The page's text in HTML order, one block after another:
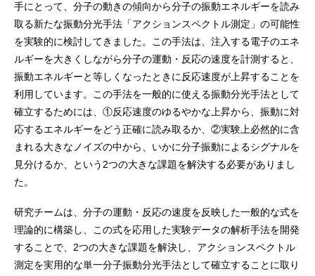
手にとって、分子の動きの傾向から分子の振動エネルギーを読み
取る新たな振動分光手法「アクションスペクトル測定」の可能性
を実験的に検討してきました。この手法は、注入する電子のエネ
ルギーを大きくしながら分子の運動・反応の速度を計測すると、
振動エネルギーと等しくなったときに反応速度が上昇することを
利用しています。この手法を一般的に使える振動分光手法として
確立するためには、①反応速度のゆるやかな上昇から、振動に対
応するエネルギーをどう正確に読み取るか、②実験上必然的に含
まれる大きなノイズの中から、いかに分子振動によるシグナルを
見分けるか、という2つの大きな課題を解決する必要がありまし
た。
研究チームは、分子の運動・反応の速度を反映した一般的な式を
理論的に構築し、この式を応用した実験データの解析手法を開発
することで、2つの大きな課題を解決し、アクションスペクトル
測定を実用的な単一分子振動分光手法として確立することに取り